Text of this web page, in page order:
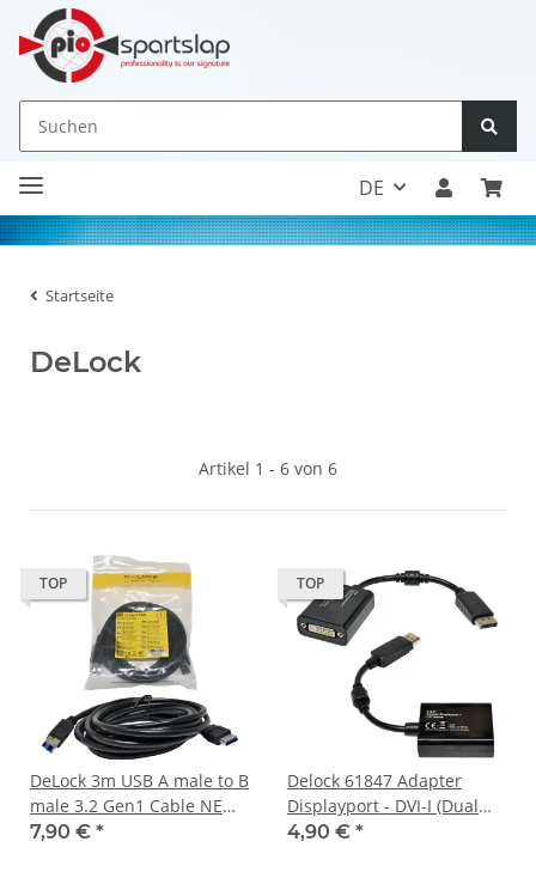
DE
Startseite
DeLock
Artikel 1 - 6 von 6
TOP
DeLock 3m USB A male to B
male 3.2 Gen1 Cable NEW
NEU
7,90 € *
TOP
Delock 61847 Adapter
Displayport - DVI-I (Dual
link) female
4,90 € *